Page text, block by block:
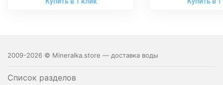
2009-2026 © Mineralka.store — доставка воды
Список разделов